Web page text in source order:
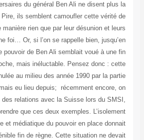
du général Ben Ali ne disent plus la
ils semblent camoufler cette vérité de
manière rien que par leur désunion et leurs
foi… Or, si l’on se rappelle bien, jusqu’en
pouvoir de Ben Ali semblait voué à une fin
mais inéluctable. Pensez donc : cette
au milieu des année 1990 par la partie
eu lieu depuis; récemment encore, on
des relations avec la Suisse lors du SMSI,
que ces deux exemples. L’isolement
et médiatique du pouvoir en place donnait
fin de règne. Cette situation ne devait